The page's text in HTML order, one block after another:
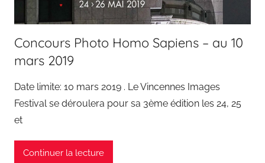
Concours Photo Homo Sapiens – au 10
mars 2019
Date limite: 10 mars 2019 . Le Vincennes Images
Festival se déroulera pour sa 3ème édition les 24, 25
et
Continuer la lecture